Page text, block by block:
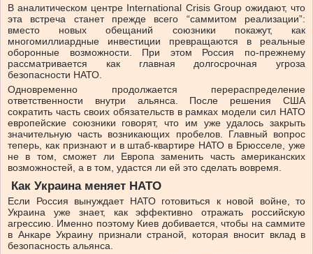
В аналитическом центре International Crisis Group ожидают, что
эта встреча станет прежде всего “саммитом реализации”:
вместо новых обещаний союзники покажут, как
многомиллиардные инвестиции превращаются в реальные
оборонные возможности. При этом Россия по-прежнему
рассматривается как главная долгосрочная угроза
безопасности НАТО.
Одновременно продолжается перераспределение
ответственности внутри альянса. После решения США
сократить часть своих обязательств в рамках модели сил НАТО
европейские союзники говорят, что им уже удалось закрыть
значительную часть возникающих пробелов. Главный вопрос
теперь, как признают и в штаб-квартире НАТО в Брюсселе, уже
не в том, сможет ли Европа заменить часть американских
возможностей, а в том, удастся ли ей это сделать вовремя.
Как Украина меняет НАТО
Если Россия вынуждает НАТО готовиться к новой войне, то
Украина уже знает, как эффективно отражать российскую
агрессию. Именно поэтому Киев добивается, чтобы на саммите
в Анкаре Украину признали страной, которая вносит вклад в
безопасность альянса.